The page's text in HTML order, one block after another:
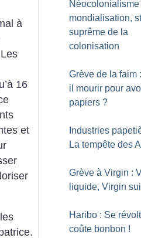
à
16
et
Néocolonialisme
mondialisation,
suprême de la
colonisation
Grève de la faim
il mourir pour
papiers ?
Industries
La tempête des
Grève à Virgin :
liquide, Virgin
Haribo : Se
coûte bonbon !